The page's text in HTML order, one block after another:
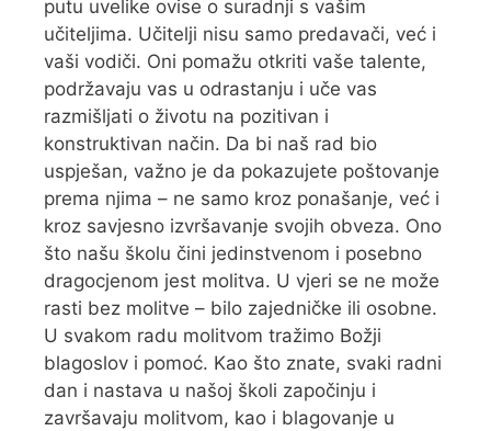
putu uvelike ovise o suradnji s vašim
učiteljima. Učitelji nisu samo predavači, već i
vaši vodiči. Oni pomažu otkriti vaše talente,
podržavaju vas u odrastanju i uče vas
razmišljati o životu na pozitivan i
konstruktivan način. Da bi naš rad bio
uspješan, važno je da pokazujete poštovanje
prema njima – ne samo kroz ponašanje, već i
kroz savjesno izvršavanje svojih obveza. Ono
što našu školu čini jedinstvenom i posebno
dragocjenom jest molitva. U vjeri se ne može
rasti bez molitve – bilo zajedničke ili osobne.
U svakom radu molitvom tražimo Božji
blagoslov i pomoć. Kao što znate, svaki radni
dan i nastava u našoj školi započinju i
završavaju molitvom, kao i blagovanje u